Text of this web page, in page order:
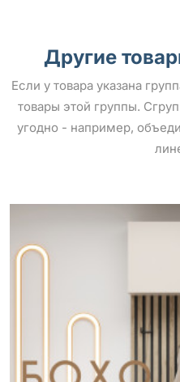
Другие
Если у товара указана
товары этой группы.
угодно - например,